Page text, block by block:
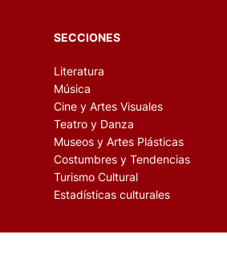
SECCIONES
Literatura
Música
Cine y Artes Visuales
Teatro y Danza
Museos y Artes Plásticas
Costumbres y Tendencias
Turismo Cultural
Estadísticas culturales